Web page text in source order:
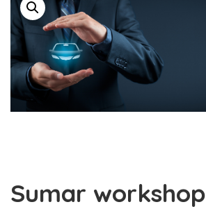
Sumar workshop